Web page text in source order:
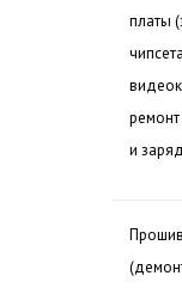
платы
и